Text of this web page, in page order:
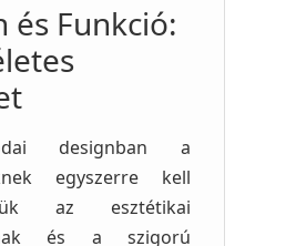
és Funkció:
designban a
egyszerre kell
az esztétikai
és a szigorú